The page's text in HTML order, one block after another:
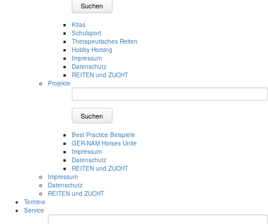
Suchen
Kitas
Schulsport
Therapeutisches Reiten
Hobby Horsing
Impressum
Datenschutz
REITEN und ZUCHT
Projekte
Suchen
Best Practice Beispiele
GER-NAM Horses Unite
Impressum
Datenschutz
REITEN und ZUCHT
Impressum
Datenschutz
REITEN und ZUCHT
Termine
Service